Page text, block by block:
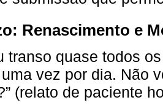
Renascimento e
transo quase todos
vez por dia. Não
(relato de paciente